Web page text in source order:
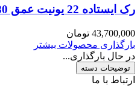
رک ایستاده 22 یونیت عمق 80 HPi
43,700,000 تومان
بارگذاری محصولات بیشتر
در حال بارگذاری...
توضیحات دسته
ارتباط با ما